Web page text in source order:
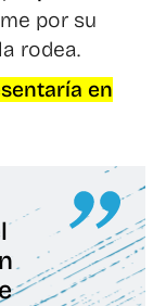
por su
rodea.
en